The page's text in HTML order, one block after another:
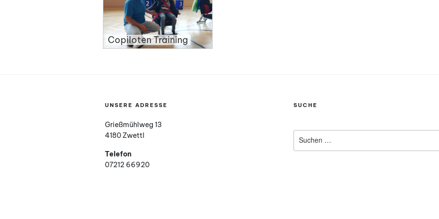
Copiloten Training
UNSERE ADRESSE
Grießmühlweg 13
4180 Zwettl
Telefon
07212 66920
SUCHE
Suchen
nach: